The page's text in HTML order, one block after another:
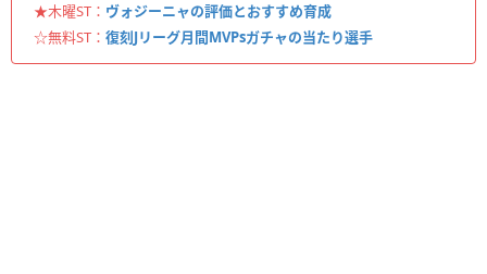
★木曜ST： ヴォジーニャの評価とおすすめ育成
☆無料ST： 復刻Jリーグ月間MVPsガチャの当たり選手